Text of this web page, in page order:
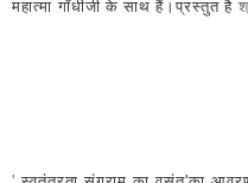
महात्मा गाँधीजी के साथ हैं।प्रस्तुत है